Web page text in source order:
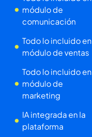
módulo de
comunicación
Todo lo incluido en
módulo de ventas
Todo lo incluido en
módulo de
marketing
IA integrada en la
plataforma